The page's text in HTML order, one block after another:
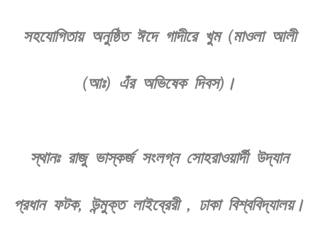
সহযোগিতায় অনুষ্ঠিত ঈদে গাদীরে খুম (মাওলা আলী
(আঃ) এঁর অভিষেক দিবস)।
স্থানঃ রাজু ভাস্কর্জ সংলগ্ন সোহরাওয়ার্দী উদ্যান
প্রধান ফটক, উন্মুক্ত লাইব্রেরী , ঢাকা বিশ্ববিদ্যালয়।